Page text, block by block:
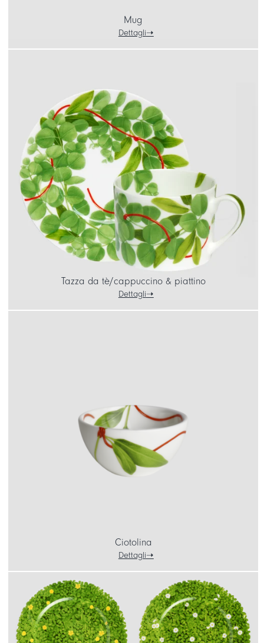
Mug
Dettagli
Tazza da tè/cappuccino & piattino
Dettagli
Ciotolina
Dettagli